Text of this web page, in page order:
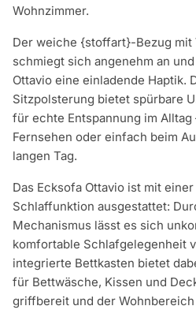
Wohnzimmer.
Der weiche {stoffart}-Bezug mit
schmiegt sich angenehm an
Ottavio eine einladende Haptik.
Sitzpolsterung bietet spürbare
für echte Entspannung im Alltag
Fernsehen oder einfach beim
langen Tag.
Das Ecksofa Ottavio ist mit
Schlaffunktion ausgestattet:
Mechanismus lässt es sich
komfortable Schlafgelegenheit
integrierte Bettkasten bietet
für Bettwäsche, Kissen und
griffbereit und der